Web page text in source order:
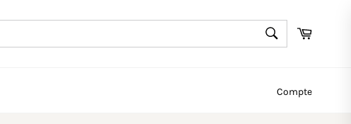
RECHERCHE
Recherche
Panier
Compte